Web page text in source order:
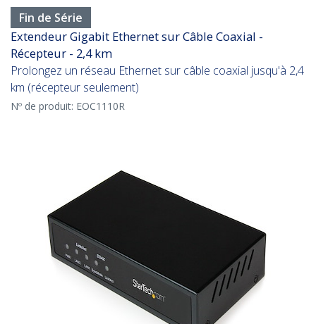
Fin de Série
Extendeur Gigabit Ethernet sur Câble Coaxial -
Récepteur - 2,4 km
Prolongez un réseau Ethernet sur câble coaxial jusqu'à 2,4
km (récepteur seulement)
Nº de produit: EOC1110R